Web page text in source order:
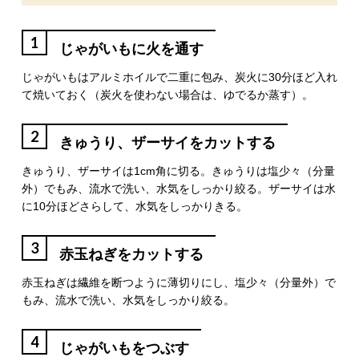
1 じゃがいもに火を通す
じゃがいもはアルミホイルで二重に包み、炭火に30分ほど入れ
て焼いておく（炭火を使わない場合は、ゆでるか蒸す）。
2 きゅうり、ザーサイをカットする
きゅうり、ザーサイは1cm角に切る。きゅうりは塩少々（分量
外）でもみ、流水で洗い、水気をしっかり絞る。ザーサイは水
に10分ほどさらして、水気をしっかりきる。
3 赤玉ねぎをカットする
赤玉ねぎは繊維を断つように薄切りにし、塩少々（分量外）で
もみ、流水で洗い、水気をしっかり絞る。
4 じゃがいもをつぶす